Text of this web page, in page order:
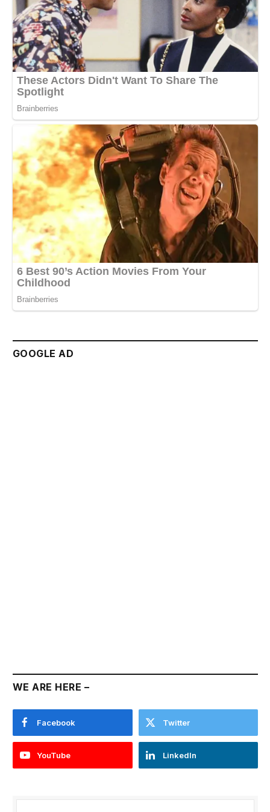
GOOGLE AD
WE ARE HERE –
Facebook Twitter
YouTube LinkedIn